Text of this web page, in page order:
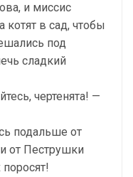
и миссис
котят в сад, чтобы
под
сладкий
чертенята! —
подальше от
от Пеструшки